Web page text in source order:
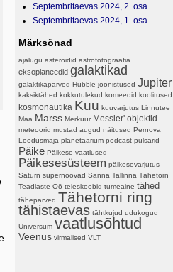
Septembritaevas 2024, 2. osa
Septembritaevas 2024, 1. osa
Märksõnad
ajalugu asteroidid astrofotograafia
eksoplaneedid galaktikad
galaktikaparved Hubble joonistused Jupiter
kaksiktähed kokkutulekud komeedid koolitused
kosmonautika Kuu kuuvarjutus Linnutee
Maa Marss Merkuur Messier' objektid
meteoorid mustad augud näitused Pernova
Loodusmaja planetaarium podcast pulsarid
Päike Päikese vaatlused
Päikesesüsteem päikesevarjutus
Saturn supernoovad Sänna Tallinna Tähetorn
Teadlaste Öö teleskoobid tumeaine tähed
täheparved Tähetorni ring
tähistaevas tähtkujud udukogud
Universum vaatlusõhtud
Veenus virmalised VLT